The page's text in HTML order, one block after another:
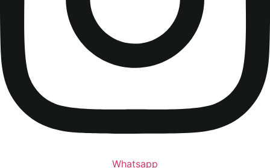
Whatsapp